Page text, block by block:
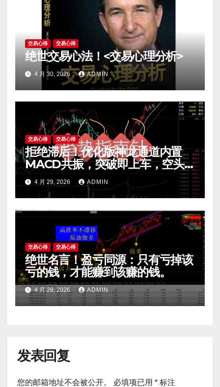
交易心得 交易心得
绝世交易心法！<交易心理分析>
4 月 30, 2026 ADMIN
交易心得 交易心得
拒绝滞后！优化版神龙通道内置
MACD共振，突破即上车，空头
陷阱一眼看穿。
4 月 29, 2026 ADMIN
交易心得 交易心得
绝世名言！盈亏同源：只有亏掉该
亏的钱，才能赚到该赚的钱。
4 月 28, 2026 ADMIN
发表回复
您的邮箱地址不会被公开。 必填项已用 * 标注